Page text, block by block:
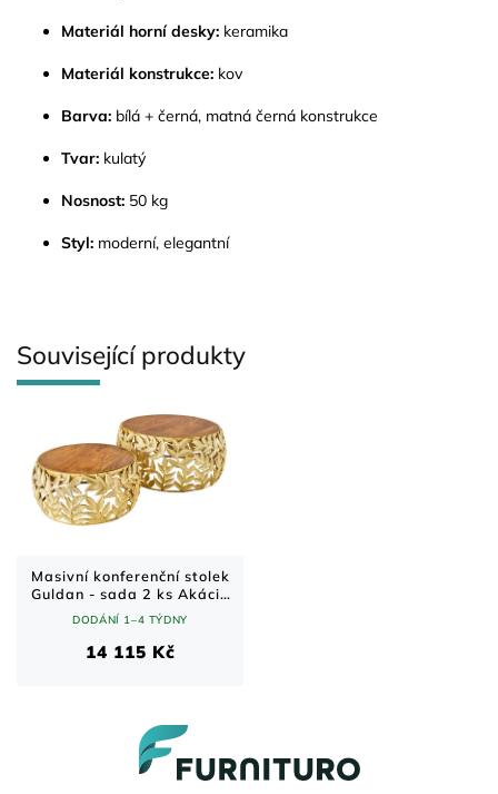
Související produkty
Masivní konferenční stolek
Guldan - sada 2 ks Akácie
70x70 cm
DODÁNÍ 1–4 TÝDNY
14 115 Kč
Materiál horní desky: keramika
Materiál konstrukce: kov
Barva: bílá + černá, matná černá konstrukce
Tvar: kulatý
Nosnost: 50 kg
Styl: moderní, elegantní